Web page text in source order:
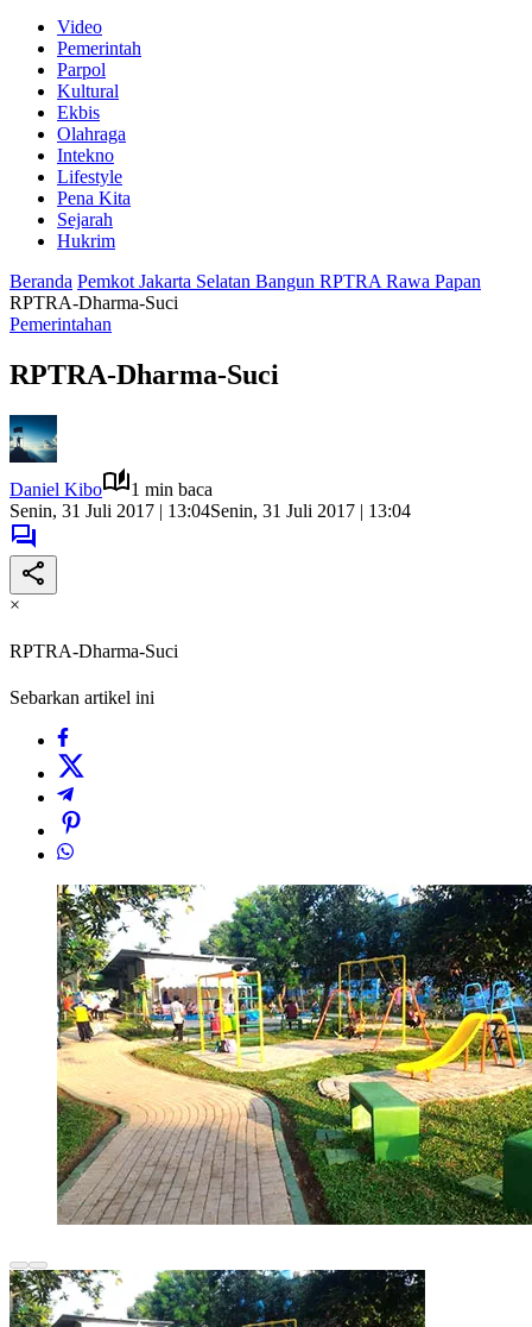
Video
Pemerintah
Parpol
Kultural
Ekbis
Olahraga
Intekno
Lifestyle
Pena Kita
Sejarah
Hukrim
Beranda Pemkot Jakarta Selatan Bangun RPTRA Rawa Papan
RPTRA-Dharma-Suci
Pemerintahan
RPTRA-Dharma-Suci
Daniel Kibo
1 min baca
Senin, 31 Juli 2017 | 13:04Senin, 31 Juli 2017 | 13:04
×
RPTRA-Dharma-Suci
Sebarkan artikel ini